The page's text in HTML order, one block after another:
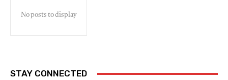
No posts to display
STAY CONNECTED